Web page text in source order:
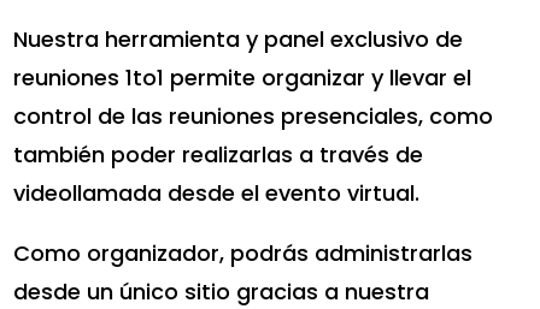
Nuestra herramienta y panel exclusivo de
reuniones 1to1 permite organizar y llevar el
control de las reuniones presenciales, como
también poder realizarlas a través de
videollamada desde el evento virtual.
Como organizador, podrás administrarlas
desde un único sitio gracias a nuestra